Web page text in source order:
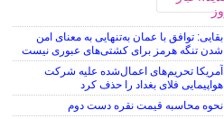
بقایی: توافق با عمان به‌تنهایی به معنای امن
شدن تنگه هرمز برای کشتی‌های عبوری نیست
آمریکا تحریم‌های اعمال‌شده علیه شرکت
هواپیمایی فلای بغداد را حذف کرد
نحوه محاسبه قیمت نقره دست دوم